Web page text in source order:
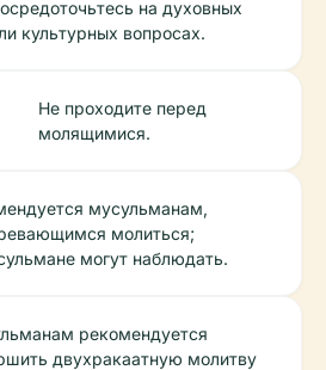
на духовных
культурных вопросах.
Не проходите перед
молящимися.
мусульманам,
молиться;
могут наблюдать.
рекомендуется
двухракаатную молитву